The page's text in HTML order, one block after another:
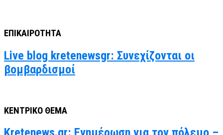
ΕΠΙΚΑΙΡΟΤΗΤΑ
Live blog kretenewsgr: Συνεχίζονται οι
βομβαρδισμοί
ΚΕΝΤΡΙΚΟ ΘΕΜΑ